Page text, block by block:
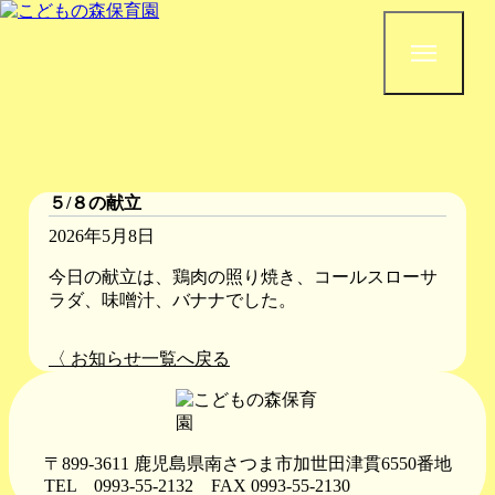
５/８の献立
2026年5月8日
今日の献立は、鶏肉の照り焼き、コールスローサ
ラダ、味噌汁、バナナでした。
〈 お知らせ一覧へ戻る
〒899-3611 鹿児島県南さつま市加世田津貫6550番地
TEL 0993-55-2132 FAX 0993-55-2130